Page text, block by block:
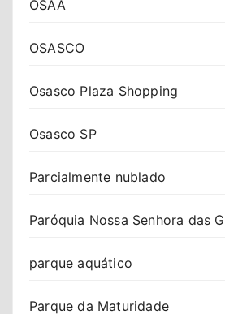
OSAA
OSASCO
Osasco Plaza Shopping
Osasco SP
Parcialmente nublado
Paróquia Nossa Senhora das
parque aquático
Parque da Maturidade